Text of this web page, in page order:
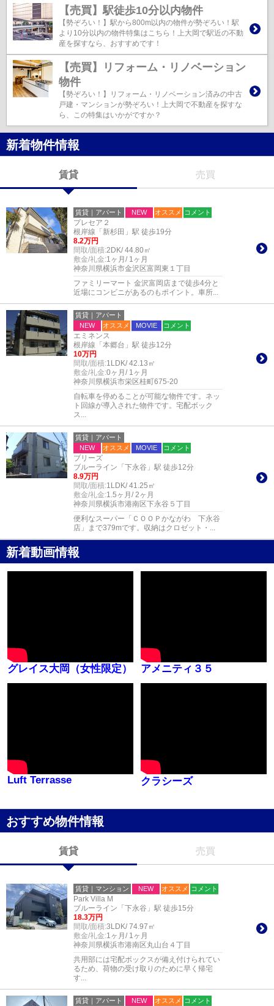
【売買】駅徒歩10分以内物件
【勢ぞろい！】駅から800m以内の物件が勢ぞろい！駅
より10分以内の物件特集はこちら！上大岡で駅近の不動
産を探すなら、おすすめです！
【売買】リフォーム・リノベーション
物件
【勢ぞろい！】リフォーム・リノベーション済みの中古
戸建・マンションが勢ぞろい！上大岡で不動産を探すな
ら、この特集はいかがですか？
新着物件情報
賃貸 売買
賃貸｜アパート NEW オススメ コメント
プレセア２
根岸線「新杉田」駅 徒歩19分
8.2万円
間取/面積:2DK/ 44.80㎡
敷金/礼金:1ヶ月/ 1ヶ月
神奈川県横浜市金沢区富岡東１丁目
ファミリーマート 金沢富岡店まで徒歩4分と
近場にコンビニがあるのもポイント。車所...
賃貸｜アパート
NEW
オススメ MOVIE コメント
エミネンス
根岸線「本郷台」駅 徒歩12分
10万円
間取/面積:1LDK/ 42.13㎡
敷金/礼金:0ヶ月/ 1ヶ月
神奈川県横浜市栄区桂町675-20
自転車を停めることが可能な物件です。ネッ
ト回線が導入された物件です。宅配ボック
ス...
賃貸｜アパート
NEW
オススメ MOVIE コメント
ブリーズ
ブルーライン「下永谷」駅 徒歩12分
8.9万円
間取/面積:1LDK/ 41.25㎡
敷金/礼金:1.5ヶ月/ 2ヶ月
神奈川県横浜市港南区下永谷５丁目
便利なスーパー「ＣＯＯＰかながわ 下永谷
店」まで379mです。収納はクロゼット・...
新着動画情報
グレイス大岡（女性限定） アメニティ３５
Luft Terrasse クラシーズ
おすすめ物件情報
賃貸 売買
賃貸｜マンション NEW オススメ コメント
Park Villa M
ブルーライン「下永谷」駅 徒歩15分
18.3万円
間取/面積:3LDK/ 74.97㎡
敷金/礼金:1ヶ月/ 1ヶ月
神奈川県横浜市港南区丸山台４丁目
共用部には宅配ボックスが備え付けられてい
るため、荷物の受け取りのために早く帰宅
す...
賃貸｜アパート NEW オススメ コメント